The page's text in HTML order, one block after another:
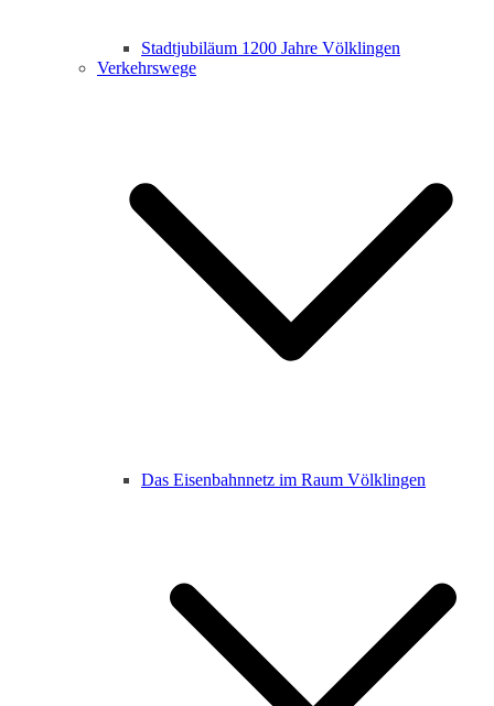
Stadtjubiläum 1200 Jahre Völklingen
Verkehrswege
Das Eisenbahnnetz im Raum Völklingen